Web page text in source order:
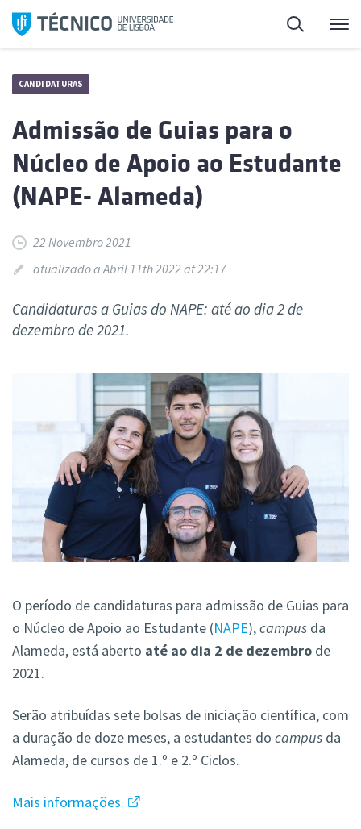
Saltar
para
Pesquisa
CANDIDATURAS
Admissão de Guias para o
Núcleo de Apoio ao Estudante
(NAPE- Alameda)
22 Novembro 2021
atualizado a Abril 11th 2022 at 22:17
Candidaturas a Guias do NAPE: até ao dia 2 de
dezembro de 2021.
O período de candidaturas para admissão de Guias para
o Núcleo de Apoio ao Estudante (NAPE),campus da
Alameda, está aberto até ao dia 2 de dezembro de
2021.
Serão atribuídas sete bolsas de iniciação científica, com
a duração de doze meses, a estudantes do campus da
Alameda, de cursos de 1.º e 2.º Ciclos.
Mais informações.